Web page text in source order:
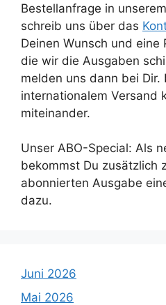
Bestellanfrage in unserem
schreib uns über das
Deinen Wunsch und
die wir die Ausgaben
melden uns dann bei Dir.
internationalem Versand
miteinander.
Unser ABO-Special: Als
bekommst Du zusätzlich
abonnierten Ausgabe
dazu.
Juni 2026
Mai 2026